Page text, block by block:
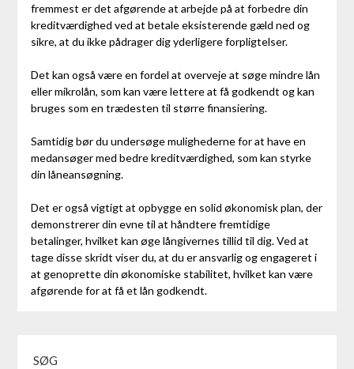
fremmest er det afgørende at arbejde på at forbedre din
kreditværdighed ved at betale eksisterende gæld ned og
sikre, at du ikke pådrager dig yderligere forpligtelser.
Det kan også være en fordel at overveje at søge mindre lån
eller mikrolån, som kan være lettere at få godkendt og kan
bruges som en trædesten til større finansiering.
Samtidig bør du undersøge mulighederne for at have en
medansøger med bedre kreditværdighed, som kan styrke
din låneansøgning.
Det er også vigtigt at opbygge en solid økonomisk plan, der
demonstrerer din evne til at håndtere fremtidige
betalinger, hvilket kan øge långivernes tillid til dig. Ved at
tage disse skridt viser du, at du er ansvarlig og engageret i
at genoprette din økonomiske stabilitet, hvilket kan være
afgørende for at få et lån godkendt.
SØG